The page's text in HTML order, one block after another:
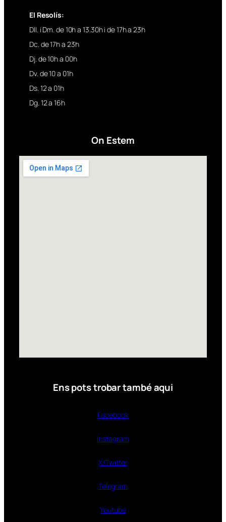
El Resolís:
Dll. i Dm. de 10h a 13.30h i de 17h a 23h
Dc. de 17h a 23h
Dj. de 10h a 00h
Dv. de 10 a 01h
Ds. 12 a 01h
Dg. 12 a 16h
On Estem
Ens pots trobar també aqui
Facebook
Instagram
X/Twitter
Telegram
Youtube